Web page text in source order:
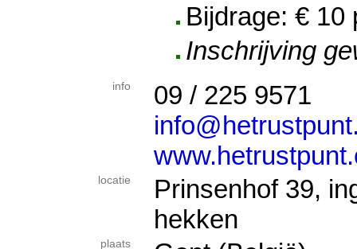
Bijdrage: € 10
Inschrijving
info
09 / 225 9571
locatie
Prinsenhof 39,
hekken
plaats